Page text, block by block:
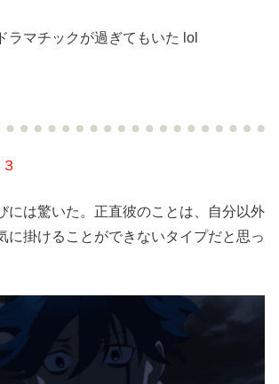
ラマチックが過ぎてもいた lol
には驚いた。正直彼のことは、自分以外
に掛けることができないタイプだと思っ